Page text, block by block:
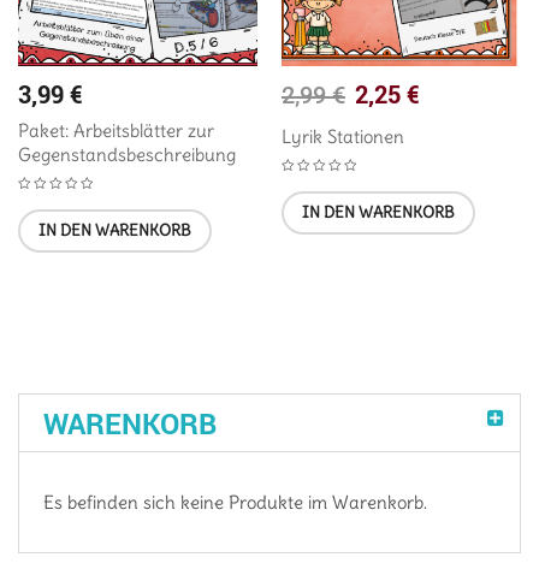
3,99€
Paket: Arbeitsblätter zur
Gegenstandsbeschreibung
IN DEN WARENKORB
2,99€ 2,25€
Lyrik Stationen
IN DEN WARENKORB
WARENKORB
Es befinden sich keine Produkte im Warenkorb.